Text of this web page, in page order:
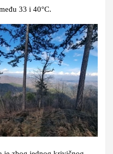
33 i 40°C.